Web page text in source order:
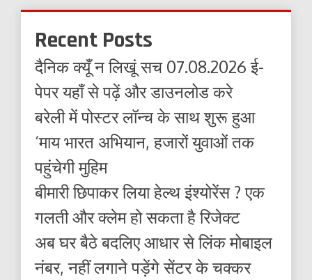
Recent Posts
दैनिक क्यूँ न लिखूं सच 07.08.2026 ई-
पेपर यहाँ से पढ़ें और डाउनलोड करे
बरेली में पोस्टर लॉन्च के साथ शुरू हुआ
‘माय भारत अभियान, हजारों युवाओं तक
पहुंचेगी मुहिम
बीमारी छिपाकर लिया हेल्थ इंश्योरेंस ? एक
गलती और क्लेम हो सकता है रिजेक्ट
अब घर बैठे बदलिए आधार से लिंक मोबाइल
नंबर, नहीं लगाने पड़ेंगे सेंटर के चक्कर